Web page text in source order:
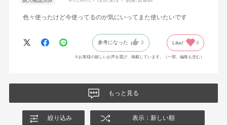
色々使ったけど今使ってるのが気にいってまた使いたいです
参考になった 3 Like! 0
※お客様の嬉しいお声を選び、掲載しています。（一部、編集も含む）
もっと見る
絞り込み 表示：新しい順